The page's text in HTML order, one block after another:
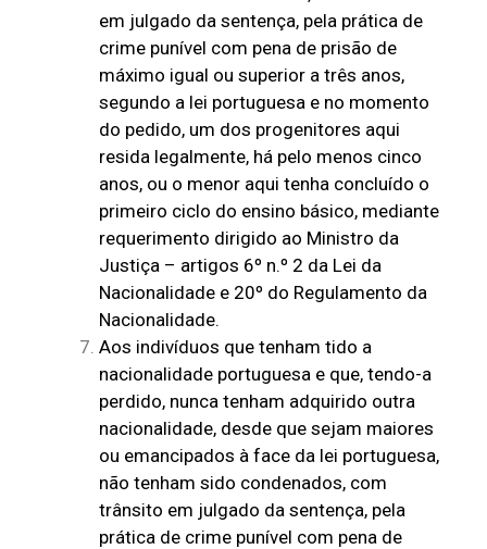
em julgado da sentença, pela prática de
crime punível com pena de prisão de
máximo igual ou superior a três anos,
segundo a lei portuguesa e no momento
do pedido, um dos progenitores aqui
resida legalmente, há pelo menos cinco
anos, ou o menor aqui tenha concluído o
primeiro ciclo do ensino básico, mediante
requerimento dirigido ao Ministro da
Justiça – artigos 6º n.º 2 da Lei da
Nacionalidade e 20º do Regulamento da
Nacionalidade.
Aos indivíduos que tenham tido a
nacionalidade portuguesa e que, tendo-a
perdido, nunca tenham adquirido outra
nacionalidade, desde que sejam maiores
ou emancipados à face da lei portuguesa,
não tenham sido condenados, com
trânsito em julgado da sentença, pela
prática de crime punível com pena de